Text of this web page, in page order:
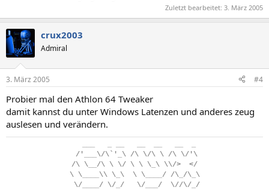
Zuletzt bearbeitet: 3. März 2005
crux2003
Admiral
3. März 2005 #4
Probier mal den Athlon 64 Tweaker
damit kannst du unter Windows Latenzen und anderes zeug
auslesen und verändern.
/'___\/\`'_\ /\ \/\ \ /\ \/'\
/\ \__/\ \ \/ \ \ \_\ \\/>
</
\. \____\\. \_\.. \. \____/. /\_/\_\
\/____/. \/_/... \/___/.. \//\/_/